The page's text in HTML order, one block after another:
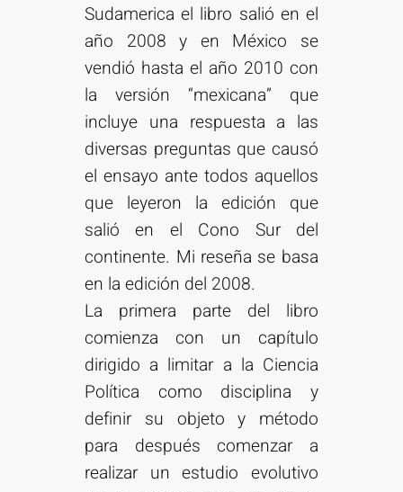
Sudamerica el libro salió en el
año 2008 y en México se
vendió hasta el año 2010 con
la versión “mexicana” que
incluye una respuesta a las
diversas preguntas que causó
el ensayo ante todos aquellos
que leyeron la edición que
salió en el Cono Sur del
continente. Mi reseña se basa
en la edición del 2008.
La primera parte del libro
comienza con un capítulo
dirigido a limitar a la Ciencia
Política como disciplina y
definir su objeto y método
para después comenzar a
realizar un estudio evolutivo